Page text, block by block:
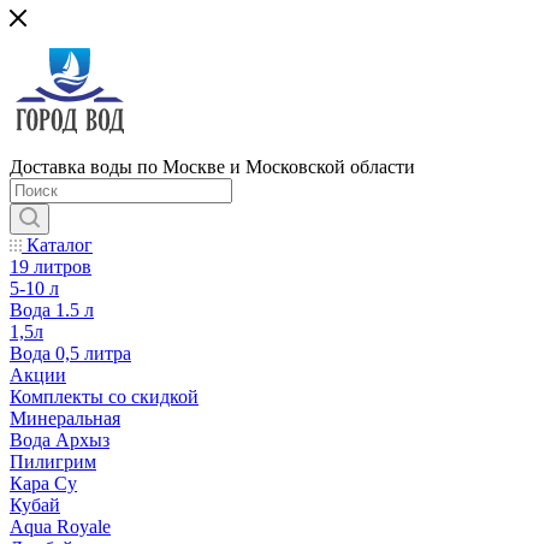
Доставка воды по Москве и Московской области
Каталог
19 литров
5-10 л
Вода 1.5 л
1,5л
Вода 0,5 литра
Акции
Комплекты со скидкой
Минеральная
Вода Архыз
Пилигрим
Кара Су
Кубай
Aqua Royale